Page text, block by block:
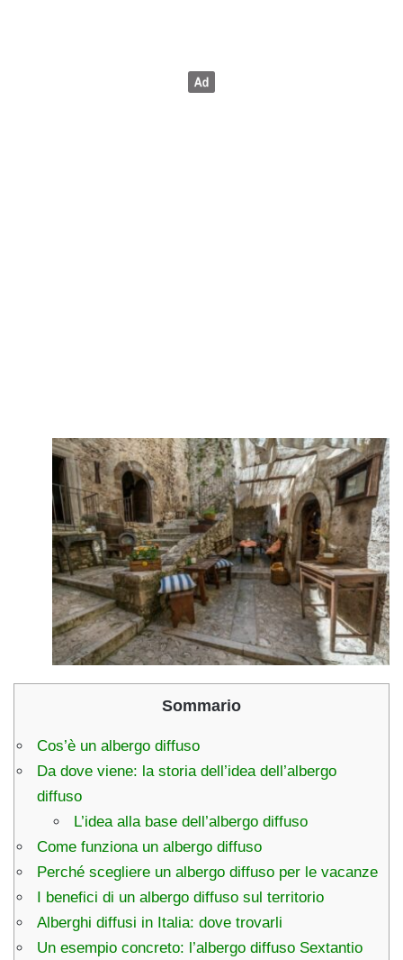
Sommario
Cos’è un albergo diffuso
Da dove viene: la storia dell’idea dell’albergo
diffuso
L’idea alla base dell’albergo diffuso
Come funziona un albergo diffuso
Perché scegliere un albergo diffuso per le vacanze
I benefici di un albergo diffuso sul territorio
Alberghi diffusi in Italia: dove trovarli
Un esempio concreto: l’albergo diffuso Sextantio